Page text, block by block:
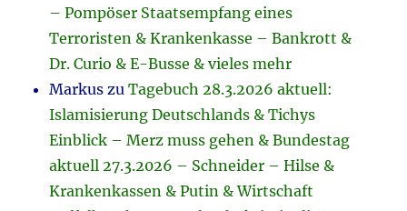
– Pompöser Staatsempfang eines
Terroristen & Krankenkasse – Bankrott &
Dr. Curio & E-Busse & vieles mehr
Markus zuTagebuch 28.3.2026 aktuell:
Islamisierung Deutschlands & Tichys
Einblick – Merz muss gehen & Bundestag
aktuell 27.3.2026 – Schneider – Hilse &
Krankenkassen & Putin & Wirtschaft